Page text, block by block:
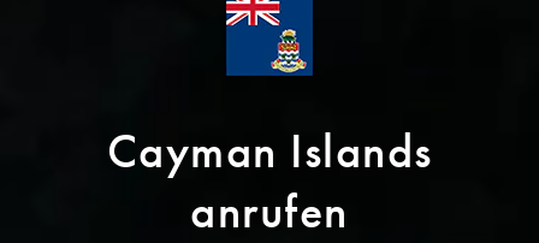
Cayman Islands
anrufen